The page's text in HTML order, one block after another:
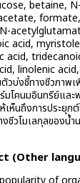
betaine,
acid,
acid,
linolenic
วบ่งชี้ทางชีวภาพ
มโคนมอินทรีย์และ
ห็นถึงการประยุกต์
ชีวโมเลกุลของน้ำ
(Other